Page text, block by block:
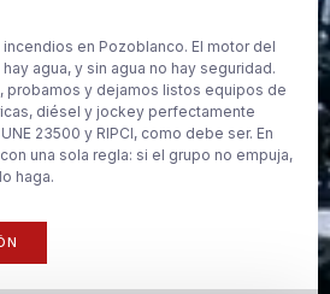
en Pozoblanco. El motor del
agua, y sin agua no hay seguridad.
probamos y dejamos listos equipos de
diésel y jockey perfectamente
23500 y RIPCI, como debe ser. En
una sola regla: si el grupo no empuja,
haga.